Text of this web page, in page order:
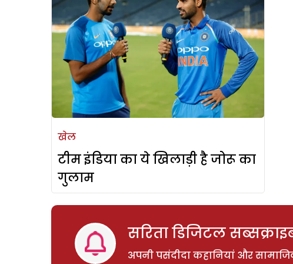
खेल
टीम इंडिया का ये खिलाड़ी है जोरू का
गुलाम
सरिता डिजिटल
अपनी पसंदीदा कहानियां और